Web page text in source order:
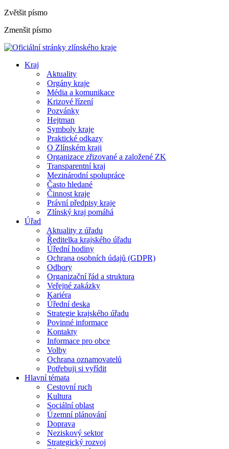
Zvětšit písmo
Zmenšit písmo
Kraj
Aktuality
Orgány kraje
Média a komunikace
Krizové řízení
Pozvánky
Hejtman
Symboly kraje
Praktické odkazy
O Zlínském kraji
Organizace zřizované a založené ZK
Transparentní kraj
Mezinárodní spolupráce
Často hledané
Činnost kraje
Právní předpisy kraje
Zlínský kraj pomáhá
Úřad
Aktuality z úřadu
Ředitelka krajského úřadu
Úřední hodiny
Ochrana osobních údajů (GDPR)
Odbory
Organizační řád a struktura
Veřejné zakázky
Kariéra
Úřední deska
Strategie krajského úřadu
Povinné informace
Kontakty
Informace pro obce
Volby
Ochrana oznamovatelů
Potřebuji si vyřídit
Hlavní témata
Cestovní ruch
Kultura
Sociální oblast
Územní plánování
Doprava
Neziskový sektor
Strategický rozvoj